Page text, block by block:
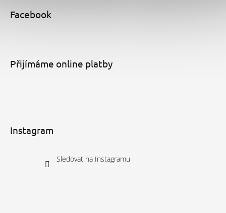
Facebook
Přijímáme online platby
Instagram
Sledovat na Instagramu